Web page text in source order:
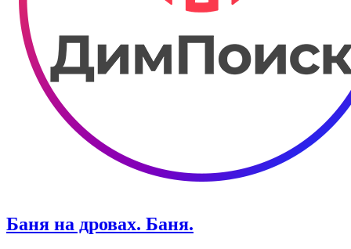
Баня на дровах. Баня.